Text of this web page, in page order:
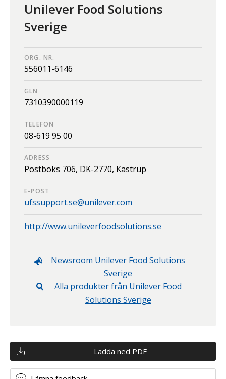
Unilever Food Solutions
Sverige
ORG. NR.
556011-6146
GLN
7310390000119
TELEFON
08-619 95 00
ADRESS
Postboks 706, DK-2770, Kastrup
E-POST
ufssupport.se@unilever.com
http://www.unileverfoodsolutions.se
Newsroom Unilever Food Solutions
Sverige
Alla produkter från Unilever Food
Solutions Sverige
Ladda ned PDF